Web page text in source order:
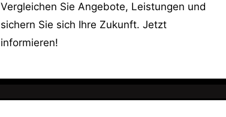
Vergleichen Sie Angebote, Leistungen und
sichern Sie sich Ihre Zukunft. Jetzt
informieren!